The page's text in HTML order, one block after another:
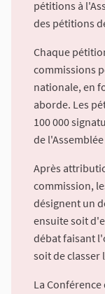
pétitions à
des pétitions
Chaque
commissions
nationale, en
aborde. Les
100 000
de
Après
commission,
désignent un
ensuite soit
débat faisant
soit de classer
La